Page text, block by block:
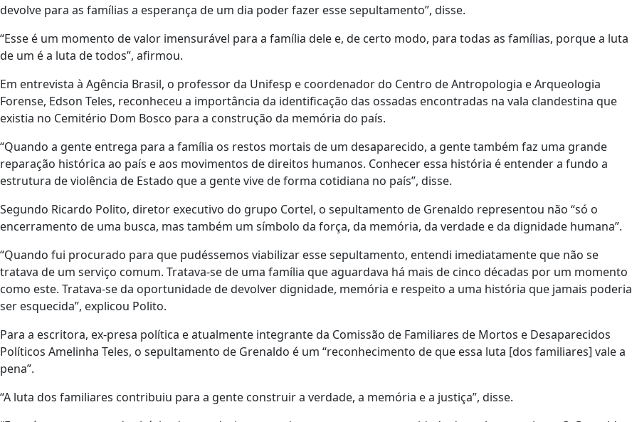
devolve para as famílias a esperança de um dia poder fazer esse sepultamento”, disse.
“Esse é um momento de valor imensurável para a família dele e, de certo modo, para todas as famílias, porque a luta
de um é a luta de todos”, afirmou.
Em entrevista à Agência Brasil, o professor da Unifesp e coordenador do Centro de Antropologia e Arqueologia
Forense, Edson Teles, reconheceu a importância da identificação das ossadas encontradas na vala clandestina que
existia no Cemitério Dom Bosco para a construção da memória do país.
“Quando a gente entrega para a família os restos mortais de um desaparecido, a gente também faz uma grande
reparação histórica ao país e aos movimentos de direitos humanos. Conhecer essa história é entender a fundo a
estrutura de violência de Estado que a gente vive de forma cotidiana no país”, disse.
Segundo Ricardo Polito, diretor executivo do grupo Cortel, o sepultamento de Grenaldo representou não “só o
encerramento de uma busca, mas também um símbolo da força, da memória, da verdade e da dignidade humana”.
“Quando fui procurado para que pudéssemos viabilizar esse sepultamento, entendi imediatamente que não se
tratava de um serviço comum. Tratava-se de uma família que aguardava há mais de cinco décadas por um momento
como este. Tratava-se da oportunidade de devolver dignidade, memória e respeito a uma história que jamais poderia
ser esquecida”, explicou Polito.
Para a escritora, ex-presa política e atualmente integrante da Comissão de Familiares de Mortos e Desaparecidos
Políticos Amelinha Teles, o sepultamento de Grenaldo é um “reconhecimento de que essa luta [dos familiares] vale a
pena”.
“A luta dos familiares contribuiu para a gente construir a verdade, a memória e a justiça”, disse.